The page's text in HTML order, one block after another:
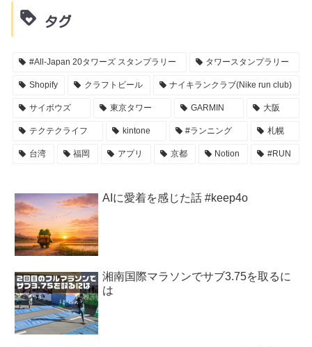
タグ
#All-Japan 20タワーズ スタンプラリー タワースタンプラリー
Shopify クラフトビール ナイキランクラブ(Nike run club)
サイボウズ 東京タワー GARMIN 大阪
テクテクライフ kintone #ランニング 札幌
台湾 福岡 アプリ 京都 Notion #RUN
AIに愛着を感じた話 #keep4o
湘南国際マラソンでサブ3.75を取るに
は